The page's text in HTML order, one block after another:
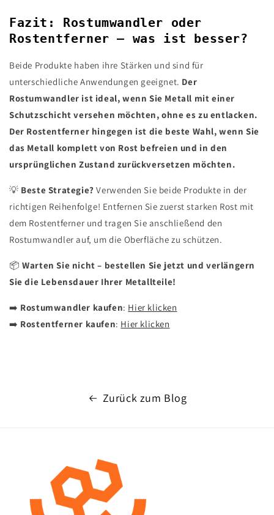
Fazit: Rostumwandler oder
Rostentferner – was ist besser?
Beide Produkte haben ihre Stärken und sind für
unterschiedliche Anwendungen geeignet. Der
Rostumwandler ist ideal, wenn Sie Metall mit einer
Schutzschicht versehen möchten, ohne es zu entlacken.
Der Rostentferner hingegen ist die beste Wahl, wenn Sie
das Metall komplett von Rost befreien und in den
ursprünglichen Zustand zurückversetzen möchten.
💡 Beste Strategie? Verwenden Sie beide Produkte in der
richtigen Reihenfolge! Entfernen Sie zuerst starken Rost mit
dem Rostentferner und tragen Sie anschließend den
Rostumwandler auf, um die Oberfläche zu schützen.
📦Warten Sie nicht – bestellen Sie jetzt und verlängern
Sie die Lebensdauer Ihrer Metallteile!
➡️ Rostumwandler kaufen: Hier klicken
➡️ Rostentferner kaufen: Hier klicken
Zurück zum Blog